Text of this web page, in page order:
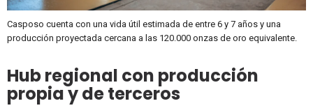
Casposo cuenta con una vida útil estimada de entre 6 y 7 años y una
producción proyectada cercana a las 120.000 onzas de oro equivalente.
Hub regional con producción
propia y de terceros